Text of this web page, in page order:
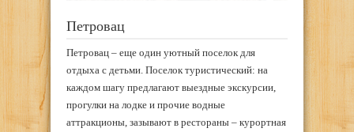
Петровац
Петровац – еще один уютный поселок для
отдыха с детьми. Поселок туристический: на
каждом шагу предлагают выездные экскурсии,
прогулки на лодке и прочие водные
аттракционы, зазывают в рестораны – курортная